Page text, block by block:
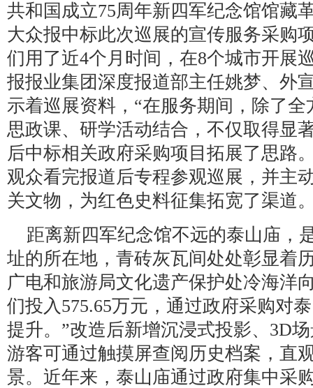
共和国成立75周年新四军纪念馆馆藏
大众报中标此次巡展的宣传服务采购
们用了近4个月时间，在8个城市开展
报报业集团深度报道部主任姚梦、外
示着巡展资料，“在服务期间，除了
思政课、研学活动结合，不仅取得显
后中标相关政府采购项目拓展了思路
观众看完报道后专程参观巡展，并主
关文物，为红色史料征集拓宽了渠道
距离新四军纪念馆不远的泰山庙，
址的所在地，青砖灰瓦间处处彰显着
广电和旅游局文化遗产保护处冷海洋
们投入575.65万元，通过政府采购对
提升。”改造后新增沉浸式投影、3D
游客可通过触摸屏查阅历史档案，直
景。近年来，泰山庙通过政府集中采